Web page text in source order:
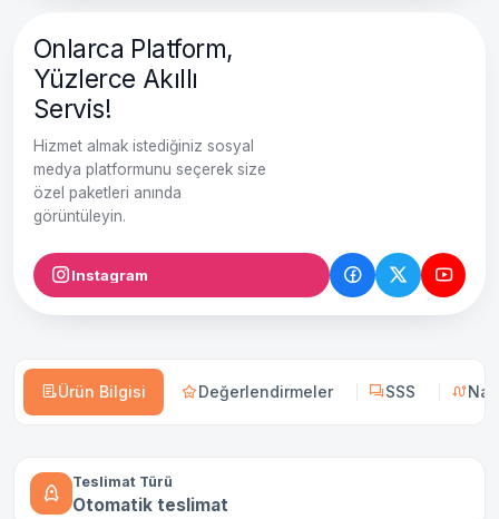
Onlarca Platform,
Yüzlerce Akıllı
Servis!
Hizmet almak istediğiniz sosyal
medya platformunu seçerek size
özel paketleri anında
görüntüleyin.
Instagram
Ürün Bilgisi Değerlendirmeler SSS
Teslimat Türü
Otomatik teslimat